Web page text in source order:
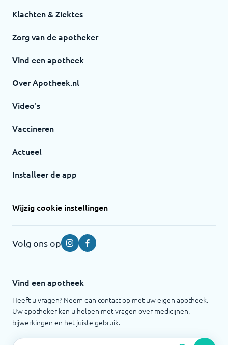
Klachten & Ziektes
Zorg van de apotheker
Vind een apotheek
Over Apotheek.nl
Video's
Vaccineren
Actueel
Installeer de app
Wijzig cookie instellingen
Volg ons op InstagramFacebook
Vind een apotheek
Heeft u vragen? Neem dan contact op met uw eigen apotheek.
Uw apotheker kan u helpen met vragen over medicijnen,
bijwerkingen en het juiste gebruik.